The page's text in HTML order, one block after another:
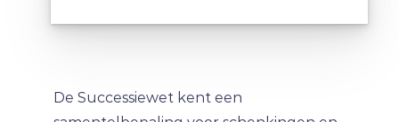
De Successiewet kent een